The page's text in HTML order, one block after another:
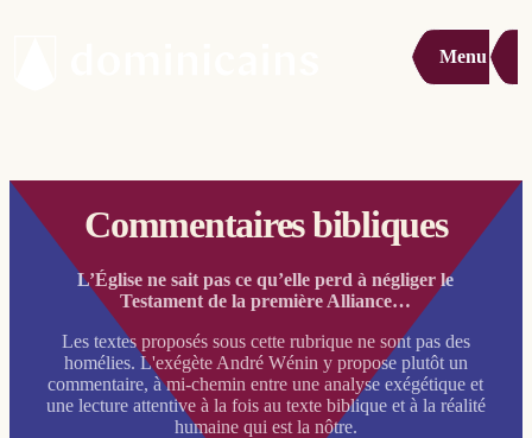
Menu
Commentaires bibliques
L’Église ne sait pas ce qu’elle perd à négliger le
Testament de la première Alliance…
Les textes proposés sous cette rubrique ne sont pas des
homélies. L'exégète André Wénin y propose plutôt un
commentaire, à mi-chemin entre une analyse exégétique et
une lecture attentive à la fois au texte biblique et à la réalité
humaine qui est la nôtre.